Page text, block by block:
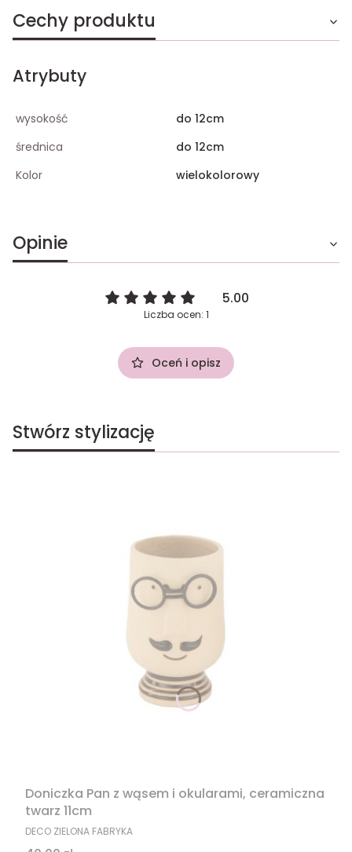
Cechy produktu
Atrybuty
wysokość
do 12cm
średnica
do 12cm
Kolor
wielokolorowy
Opinie
5.00
Liczba ocen: 1
Oceń i opisz
Stwórz stylizację
Doniczka Pan z wąsem i okularami, ceramiczna
twarz 11cm
PRODUCENT
DECO ZIELONA FABRYKA